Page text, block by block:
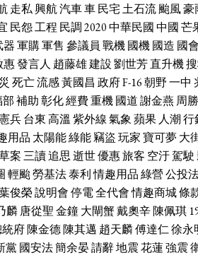
走私興航汽車車民宅土石流颱風豪
民怨工程 民調2020中華民國中國芒
器軍購軍售 參議員 戰機國機國造 國會
惠發言人 趙藤雄建設劉世芳直升機
死亡流感黃國昌 政府F-16朝野一中
補助彰化經費重機國道謝金燕 周
兵台東高溫 紫外線氣象蘋果 人潮行
用品 太陽能綠能竊盜玩家寶可夢大
案三讀追思逝世優惠旅客 空汙駕駛
輕颱勞基法泰利情趣用品綠營公投
俊榮說明會停電全代會情趣商城條
麟唐從聖金鐘大閘蟹戴奧辛陳佩琪
府陳金德陳其邁 趙天麟傅達仁徐永
黨國安法簡余晏請辭地震花蓮強震